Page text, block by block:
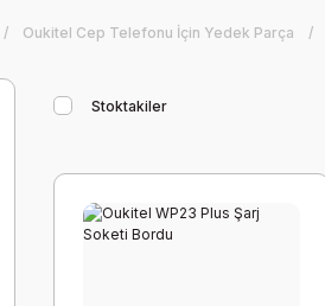
Oukitel Cep Telefonu İçin Yedek Parça
Stoktakiler